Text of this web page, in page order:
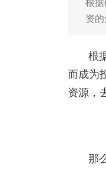
根
资
根
而成为
资源，
那